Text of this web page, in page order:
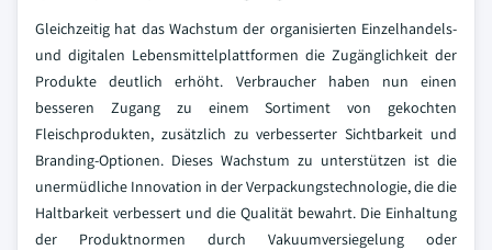
Gleichzeitig hat das Wachstum der organisierten Einzelhandels-
und digitalen Lebensmittelplattformen die Zugänglichkeit der
Produkte deutlich erhöht. Verbraucher haben nun einen
besseren Zugang zu einem Sortiment von gekochten
Fleischprodukten, zusätzlich zu verbesserter Sichtbarkeit und
Branding-Optionen. Dieses Wachstum zu unterstützen ist die
unermüdliche Innovation in der Verpackungstechnologie, die die
Haltbarkeit verbessert und die Qualität bewahrt. Die Einhaltung
der Produktnormen durch Vakuumversiegelung oder